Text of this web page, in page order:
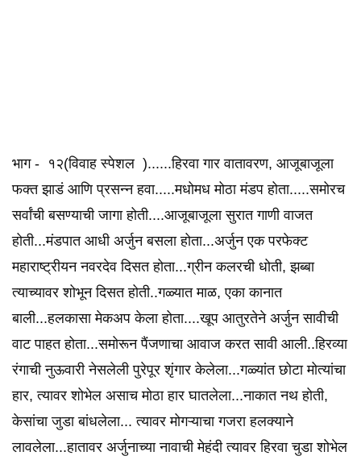
भाग - १२(विवाह स्पेशल ️)......हिरवा गार वातावरण, आजूबाजूला
फक्त झाडं आणि प्रसन्न हवा.....मधोमध मोठा मंडप होता.....समोरच
सर्वांची बसण्याची जागा होती....आजूबाजूला सुरात गाणी वाजत
होती...मंडपात आधी अर्जुन बसला होता...अर्जुन एक परफेक्ट
महाराष्ट्रीयन नवरदेव दिसत होता...ग्रीन कलरची धोती, झब्बा
त्याच्यावर शोभून दिसत होती..गळ्यात माळ, एका कानात
बाली...हलकासा मेकअप केला होता....खूप आतुरतेने अर्जुन सावीची
वाट पाहत होता...️समोरून पैंजणाचा आवाज करत सावी आली..हिरव्या
रंगाची नुऊवारी नेसलेली पुरेपूर शृंगार केलेला...गळ्यांत छोटा मोत्यांचा
हार, त्यावर शोभेल असाच मोठा हार घातलेला...नाकात नथ होती,
केसांचा जुडा बांधलेला... त्यावर मोगऱ्याचा गजरा हलक्याने
लावलेला...हातावर अर्जुनाच्या नावाची मेहंदी त्यावर हिरवा चुडा शोभेल